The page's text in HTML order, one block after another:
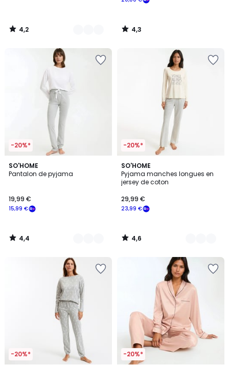
4,2
/
4,3
/
-20%*
SO'HOME
Pantalon de pyjama
15,99 €
19,99 €
4,4
/ 5
2
Couleurs
4,4
/
-20%*
SO'HOME
Pyjama manches longues en
jersey de coton
23,99 €
29,99 €
4,6
/ 5
3
Couleurs
4,6
/
-20%* -20%*